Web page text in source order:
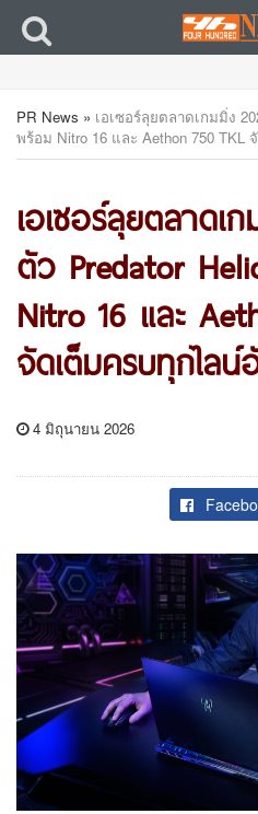
PR News » เอเซอร์ลุยตลาดเกมมิ่ง
พร้อม Nitro 16 และ Aethon 750 TKL
เอเซอร์ลุยตลาดเ
ตัว Predator
Nitro 16 และ
จัดเต็มครบทุกไลน์
4 มิถุนายน 2026